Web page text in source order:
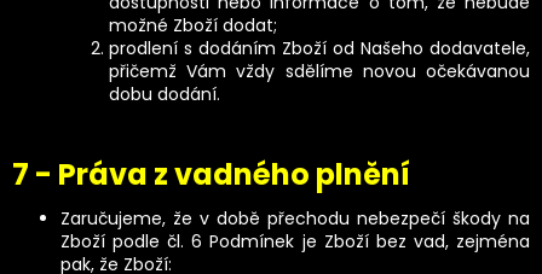
možné Zboží dodat;
prodlení s dodáním Zboží od Našeho dodavatele,
přičemž Vám vždy sdělíme novou očekávanou
dobu dodání.
7 - Práva z vadného plnění
Zaručujeme, že v době přechodu nebezpečí škody na
Zboží podle čl. 6 Podmínek je Zboží bez vad, zejména
pak, že Zboží: